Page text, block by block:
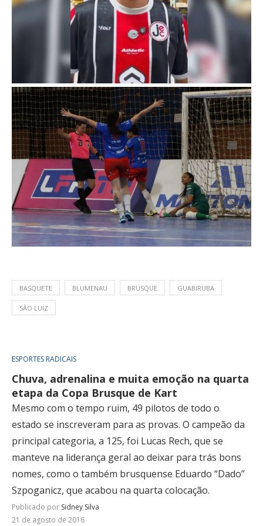
BASQUETE BLUMENAU BRUSQUE GUABIRUBA
SÃO LUIZ
ESPORTES RADICAIS
Chuva, adrenalina e muita emoção na quarta
etapa da Copa Brusque de Kart
Mesmo com o tempo ruim, 49 pilotos de todo o
estado se inscreveram para as provas. O campeão da
principal categoria, a 125, foi Lucas Rech, que se
manteve na liderança geral ao deixar para trás bons
nomes, como o também brusquense Eduardo “Dado”
Szpoganicz, que acabou na quarta colocação.
Publicado por Sidney Silva
21 de agosto de 2016